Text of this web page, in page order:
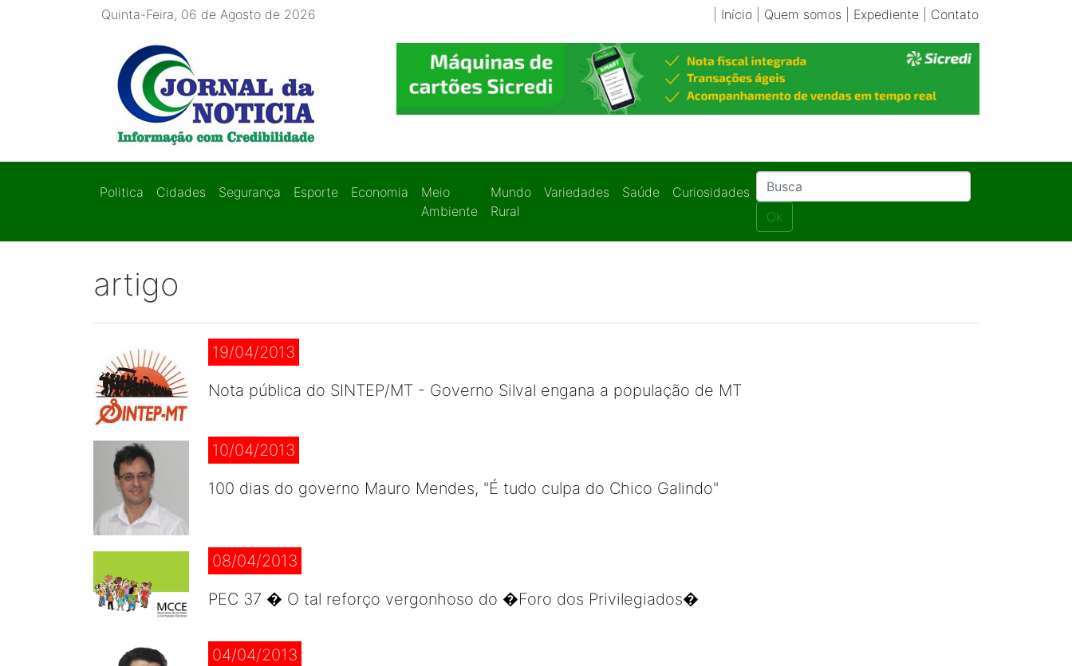
Quinta-Feira, 06 de Agosto de 2026 Início| Quem somos Expediente| Contato
Politica Cidades Segurança Esporte Economia
Meio
Ambiente
Mundo
Rural
Variedades Saúde
Curiosidades
Ok
artigo
19/04/2013
Nota pública do SINTEP/MT - Governo Silval engana a população de MT
10/04/2013
100 dias do governo Mauro Mendes, "É tudo culpa do Chico Galindo"
08/04/2013
PEC 37 � O tal reforço vergonhoso do �Foro dos Privilegiados�
04/04/2013